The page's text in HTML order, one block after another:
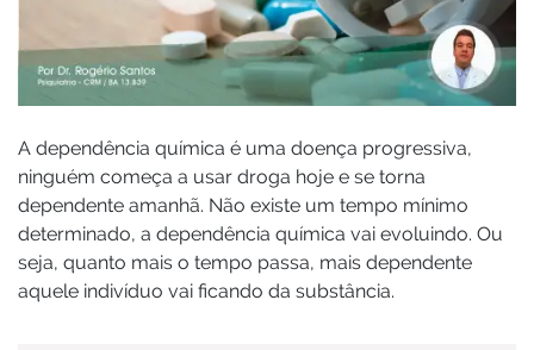
A dependência química é uma doença progressiva,
ninguém começa a usar droga hoje e se torna
dependente amanhã. Não existe um tempo mínimo
determinado, a dependência química vai evoluindo. Ou
seja, quanto mais o tempo passa, mais dependente
aquele indivíduo vai ficando da substância.